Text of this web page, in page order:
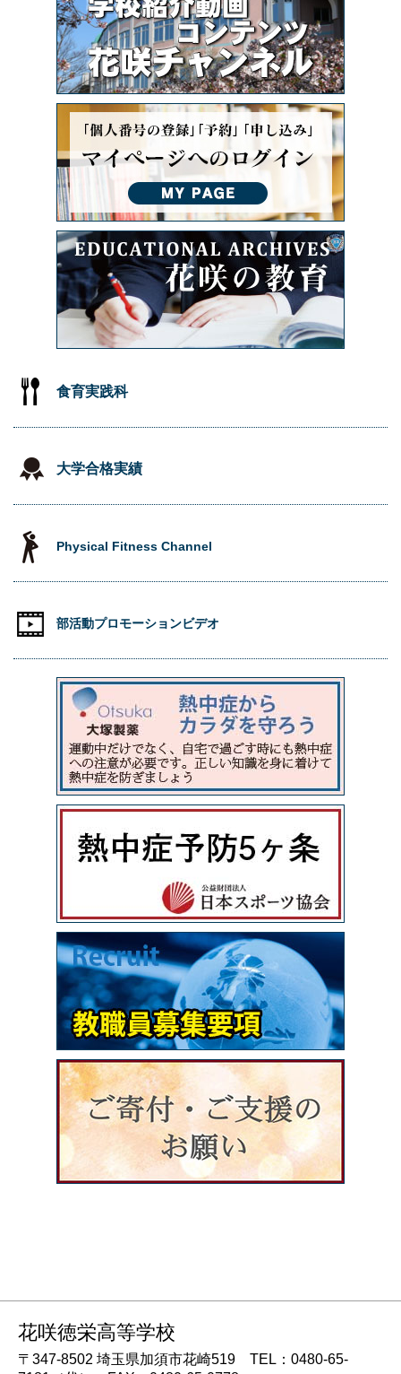
食育実践科
大学合格実績
Physical Fitness Channel
部活動プロモーションビデオ
花咲徳栄高等学校
〒347-8502 埼玉県加須市花崎519 TEL：0480-65-